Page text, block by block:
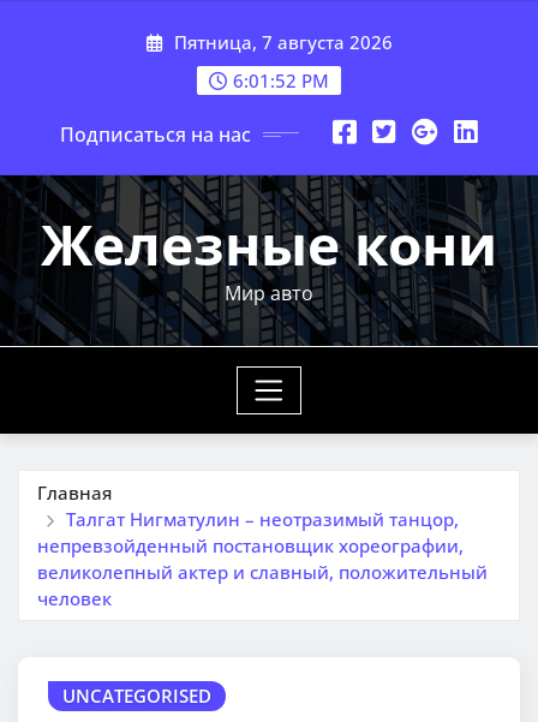
Пятница, 7 августа 2026
6:01:53 PM
Подписаться на нас
Железные кони
Мир авто
Главная
Талгат Нигматулин – неотразимый танцор,
непревзойденный постановщик хореографии,
великолепный актер и славный, положительный
человек
UNCATEGORISED